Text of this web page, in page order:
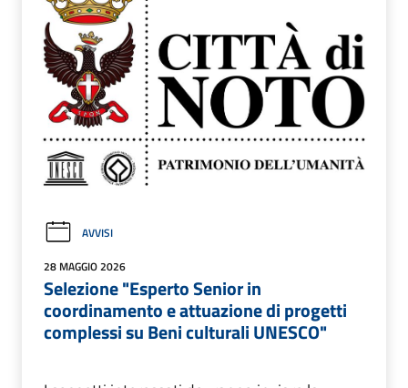
AVVISI
28 MAGGIO 2026
Selezione "Esperto Senior in
coordinamento e attuazione di progetti
complessi su Beni culturali UNESCO"